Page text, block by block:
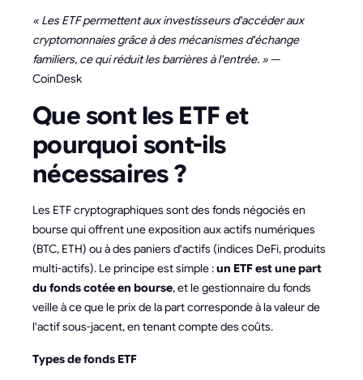
« Les ETF permettent aux investisseurs d'accéder aux
cryptomonnaies grâce à des mécanismes d'échange
familiers, ce qui réduit les barrières à l'entrée. »—
CoinDesk
Que sont les ETF et
pourquoi sont-ils
nécessaires ?
Les ETF cryptographiques sont des fonds négociés en
bourse qui offrent une exposition aux actifs numériques
(BTC, ETH) ou à des paniers d'actifs (indices DeFi, produits
multi-actifs). Le principe est simple :un ETF est une part
du fonds cotée en bourse, et le gestionnaire du fonds
veille à ce que le prix de la part corresponde à la valeur de
l'actif sous-jacent, en tenant compte des coûts.
Types de fonds ETF